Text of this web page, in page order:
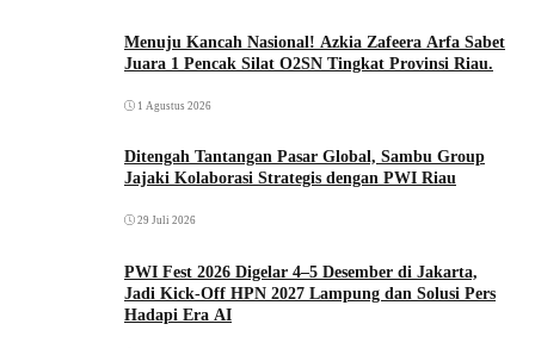
Menuju Kancah Nasional! Azkia Zafeera Arfa Sabet
Juara 1 Pencak Silat O2SN Tingkat Provinsi Riau.
1 Agustus 2026
Ditengah Tantangan Pasar Global, Sambu Group
Jajaki Kolaborasi Strategis dengan PWI Riau
29 Juli 2026
PWI Fest 2026 Digelar 4–5 Desember di Jakarta,
Jadi Kick-Off HPN 2027 Lampung dan Solusi Pers
Hadapi Era AI